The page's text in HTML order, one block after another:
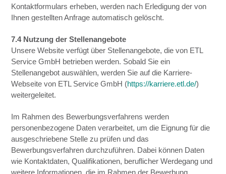
Kontaktformulars erheben, werden nach Erledigung der von
Ihnen gestellten Anfrage automatisch gelöscht.
7.4 Nutzung der Stellenangebote
Unsere Website verfügt über Stellenangebote, die von ETL
Service GmbH betrieben werden. Sobald Sie ein
Stellenangebot auswählen, werden Sie auf die Karriere-
Webseite von ETL Service GmbH (https://karriere.etl.de/)
weitergeleitet.
Im Rahmen des Bewerbungsverfahrens werden
personenbezogene Daten verarbeitet, um die Eignung für die
ausgeschriebene Stelle zu prüfen und das
Bewerbungsverfahren durchzuführen. Dabei können Daten
wie Kontaktdaten, Qualifikationen, beruflicher Werdegang und
weitere Informationen, die im Rahmen der Bewerbung